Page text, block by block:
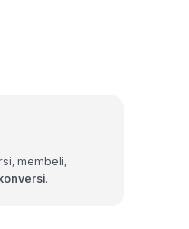
membeli,
.